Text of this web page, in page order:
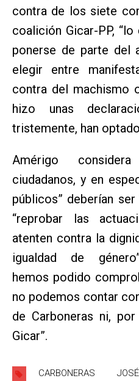
contra de los siete
coalición Gicar-PP,
ponerse de parte del
elegir entre
contra del machismo
hizo unas
tristemente, han
Amérigo
ciudadanos, y en
públicos” deberían
“reprobar las
atenten contra la
igualdad de
hemos podido
no podemos contar
de Carboneras ni,
Gicar”.
CARBONERAS